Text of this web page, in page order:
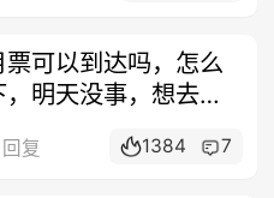
可以到达吗，怎么
明天没事，想去一
复 1384 7